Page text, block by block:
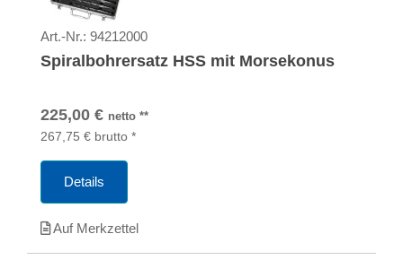
Art.-Nr.: 94212000
Spiralbohrersatz HSS mit Morsekonus
225,00 € netto **
267,75 € brutto *
Details
Auf Merkzettel